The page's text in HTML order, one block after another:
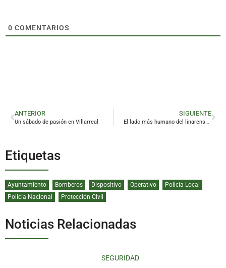
0 COMENTARIOS
ANTERIOR
Un sábado de pasión en Villarreal
SIGUIENTE
El lado más humano del linarense Carlos Chamorro
Etiquetas
Ayuntamiento Bomberos Dispositivo Operativo
Policía Local
Policía Nacional
Protección Civil
Noticias Relacionadas
SEGURIDAD